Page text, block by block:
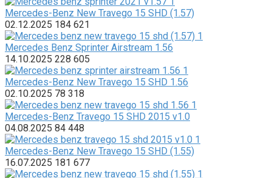
Mercedes-Benz New Travego 15 SHD (1.57)
02.12.2025 184 621
Mercedes Benz Sprinter Airstream 1.56
14.10.2025 228 605
Mercedes-Benz New Travego 15 SHD 1.56
02.10.2025 78 318
Mercedes-Benz Travego 15 SHD 2015 v1.0
04.08.2025 84 448
Mercedes-Benz New Travego 15 SHD (1.55)
16.07.2025 181 677